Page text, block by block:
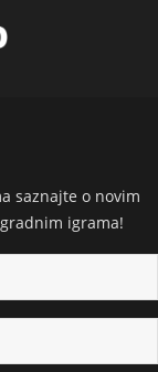
saznajte o novim
igrama!